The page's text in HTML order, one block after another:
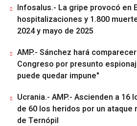
Infosalus.- La gripe provocó en
hospitalizaciones y 1.800
2024 y mayo de 2025
AMP.- Sánchez hará
Congreso por presunto
puede quedar impune"
Ucrania.- AMP.- Ascienden a 16
de 60 los heridos por un ataque
de Ternópil